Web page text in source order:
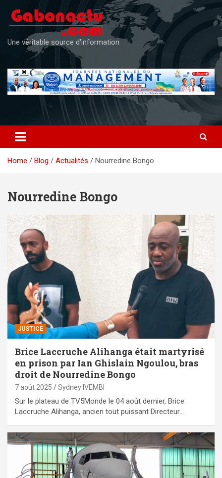
content
Une véritable source d'information
Home Blog Actualités Nourredine Bongo
Nourredine Bongo
JUSTICE
Brice Laccruche Alihanga était martyrisé
en prison par Ian Ghislain Ngoulou, bras
droit de Nourredine Bongo
7 août 2025 Sydney IVEMBI
Sur le plateau de TV5Monde le 04 août dernier, Brice
Laccruche Alihanga, ancien tout puissant Directeur…